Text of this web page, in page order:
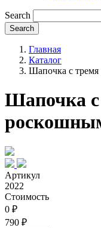
Search
Главная
Каталог
Шапочка с
Шапочка
Артикул
2022
Стоимость
0 ₽
790 ₽